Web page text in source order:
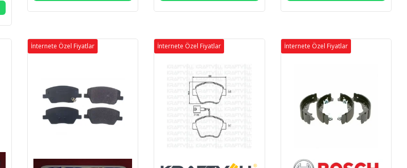
İnternete Özel Fiyatlar İnternete Özel Fiyatlar İnternete Özel Fiyatlar